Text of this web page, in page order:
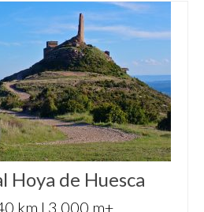
Hoya de Huesca
km I 3.000 m+